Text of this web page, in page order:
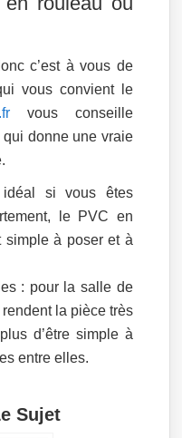
c’est à vous de
vous convient le
vous conseille
qui donne une vraie
si vous êtes
le PVC en
simple à poser et à
: pour la salle de
la pièce très
d’être simple à
entre elles.
Sujet